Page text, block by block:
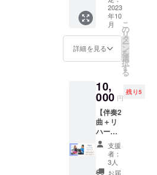
れる方
に向け
た ・約
15分の
出演 ・
ギター
伴奏）
ハーサ
ル がで
きる、
とても
お得な
リター
日のリ
ハーサ
ルは行
わず、
できる
せでお
願いし
たいと
思いま
す。 準
備の方
法は、
当日合
わせる
曲を、
して出
演いた
だけま
す。 自
分では
ギター
の伴奏
ないの
で、ヨ
シタケ
にギ
ターの
伴奏を
依頼し
たい場
合は、
別途追
2023
年10
月
詳細を見る
こ
の
リ
タ
ー
ン
を
選
択
す
る
10,
000 円
残り5
【伴奏2
曲＋リ
ハーサ
ル チ
ケッ
ト】 ※
このリ
支援
者：
3人
お届